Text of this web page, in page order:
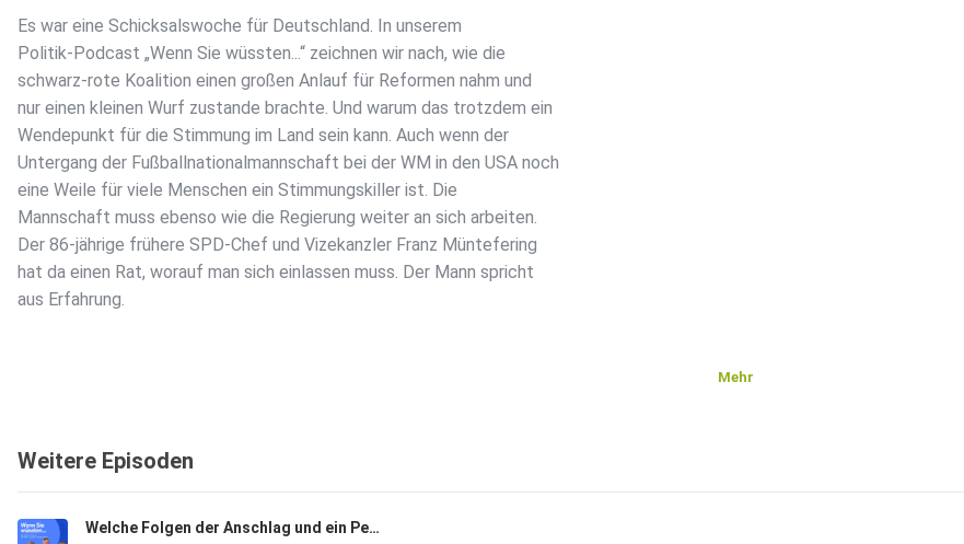
Es war eine Schicksalswoche für Deutschland. In unserem
Politik-Podcast „Wenn Sie wüssten...“ zeichnen wir nach, wie die
schwarz-rote Koalition einen großen Anlauf für Reformen nahm und
nur einen kleinen Wurf zustande brachte. Und warum das trotzdem ein
Wendepunkt für die Stimmung im Land sein kann. Auch wenn der
Untergang der Fußballnationalmannschaft bei der WM in den USA noch
eine Weile für viele Menschen ein Stimmungskiller ist. Die
Mannschaft muss ebenso wie die Regierung weiter an sich arbeiten.
Der 86-jährige frühere SPD-Chef und Vizekanzler Franz Müntefering
hat da einen Rat, worauf man sich einlassen muss. Der Mann spricht
aus Erfahrung.
Mehr
Weitere Episoden
Welche Folgen der Anschlag und ein Personalchaos für den Kanzler haben